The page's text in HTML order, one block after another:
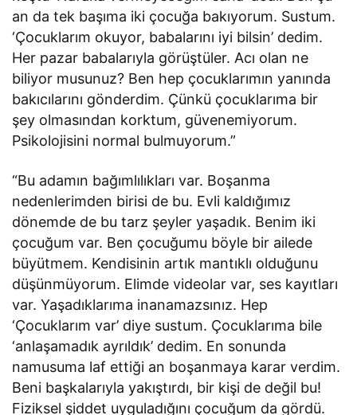
an da tek başıma iki çocuğa bakıyorum. Sustum.
‘Çocuklarım okuyor, babalarını iyi bilsin’ dedim.
Her pazar babalarıyla görüştüler. Acı olan ne
biliyor musunuz? Ben hep çocuklarımın yanında
bakıcılarını gönderdim. Çünkü çocuklarıma bir
şey olmasından korktum, güvenemiyorum.
Psikolojisini normal bulmuyorum.”
“Bu adamın bağımlılıkları var. Boşanma
nedenlerimden birisi de bu. Evli kaldığımız
dönemde de bu tarz şeyler yaşadık. Benim iki
çocuğum var. Ben çocuğumu böyle bir ailede
büyütmem. Kendisinin artık mantıklı olduğunu
düşünmüyorum. Elimde videolar var, ses kayıtları
var. Yaşadıklarıma inanamazsınız. Hep
‘Çocuklarım var’ diye sustum. Çocuklarıma bile
‘anlaşamadık ayrıldık’ dedim. En sonunda
namusuma laf ettiği an boşanmaya karar verdim.
Beni başkalarıyla yakıştırdı, bir kişi de değil bu!
Fiziksel şiddet uyguladığını çocuğum da gördü.